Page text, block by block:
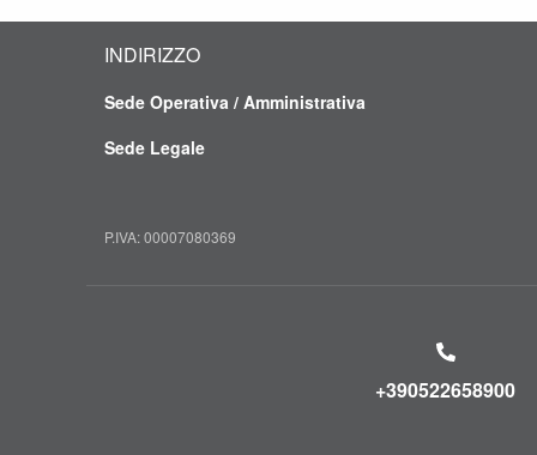
INDIRIZZO
Sede Operativa / Amministrativa
Sede Legale
P.IVA: 00007080369
+390522658900